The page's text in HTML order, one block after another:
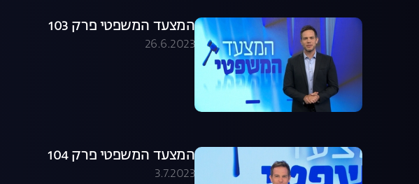
המצעד המשפטי פרק 103
26.6.2023
המצעד המשפטי פרק 104
3.7.2023